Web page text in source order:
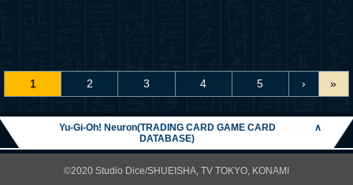
1 2 3 4 5 › »
Yu-Gi-Oh! Neuron(TRADING CARD GAME CARD
DATABASE)
∧
©2020 Studio Dice/SHUEISHA, TV TOKYO, KONAMI